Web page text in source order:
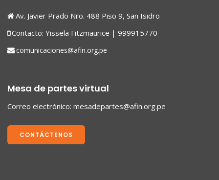
Av. Javier Prado Nro. 488 Piso 9, San Isidro
Contacto: Yissela Fitzmaurice | 999915770
comunicaciones@afin.org.pe
Mesa de partes virtual
Correo electrónico: mesadepartes@afin.org.pe
CONTÁCTENOS